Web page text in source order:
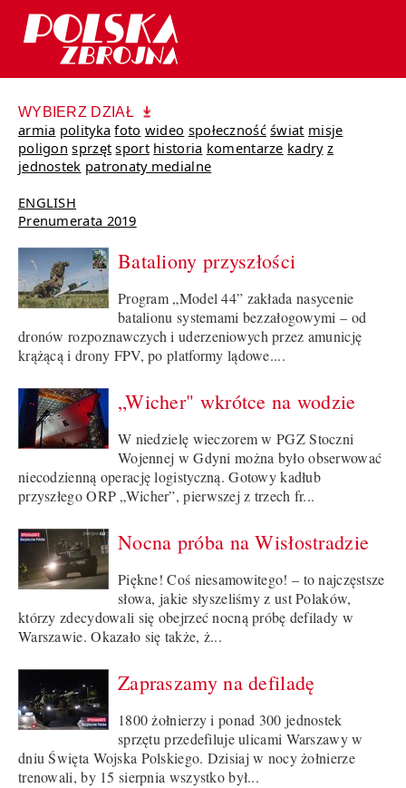
WYBIERZ DZIAŁ
armia polityka foto wideo społeczność świat misje
poligon sprzęt sport historia komentarze kadry z
jednostek patronaty medialne
ENGLISH
Prenumerata 2019
Bataliony przyszłości
Program „Model 44” zakłada nasycenie
batalionu systemami bezzałogowymi – od
dronów rozpoznawczych i uderzeniowych przez amunicję
krążącą i drony FPV, po platformy lądowe....
„Wicher" wkrótce na wodzie
W niedzielę wieczorem w PGZ Stoczni
Wojennej w Gdyni można było obserwować
niecodzienną operację logistyczną. Gotowy kadłub
przyszłego ORP „Wicher”, pierwszej z trzech fr...
Nocna próba na Wisłostradzie
Piękne! Coś niesamowitego! – to najczęstsze
słowa, jakie słyszeliśmy z ust Polaków,
którzy zdecydowali się obejrzeć nocną próbę defilady w
Warszawie. Okazało się także, ż...
Zapraszamy na defiladę
1800 żołnierzy i ponad 300 jednostek
sprzętu przedefiluje ulicami Warszawy w
dniu Święta Wojska Polskiego. Dzisiaj w nocy żołnierze
trenowali, by 15 sierpnia wszystko był...